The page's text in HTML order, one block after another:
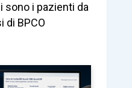
sono i pazienti da
di BPCO